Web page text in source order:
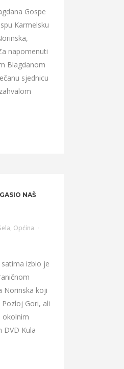
Gospe
Karmelsku
napomenuti
Blagdanom
sjednicu
NAŠ
, Općina
satima izbio je
Norinska koji
Gori, ali
okolnim
DVD Kula